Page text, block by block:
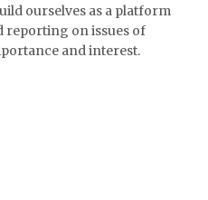
ourselves as a platform
reporting on issues of
and interest.